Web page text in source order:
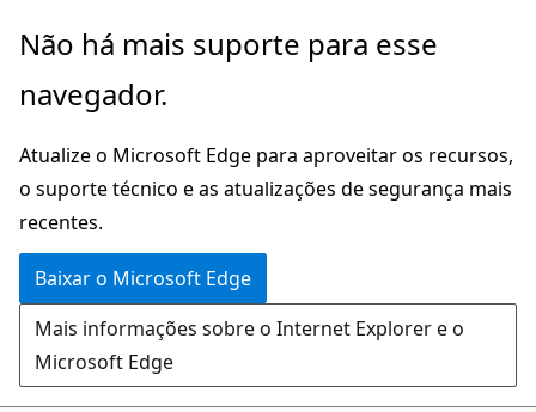
Pular
o
principal
Ignore
passe
a
navegação
na
página
Não há mais suporte para esse
navegador.
Atualize o Microsoft Edge para aproveitar os recursos,
o suporte técnico e as atualizações de segurança mais
recentes.
Baixar o Microsoft Edge
Mais informações sobre o Internet Explorer e o
Microsoft Edge